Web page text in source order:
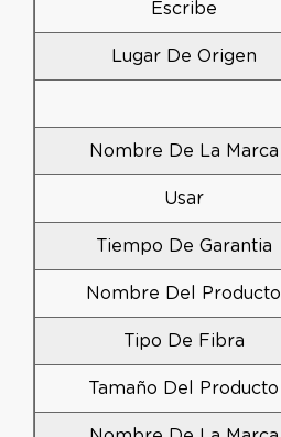
Escribe
Lugar De Origen
Nombre De La Marca
Usar
Tiempo De Garantia
Nombre Del Producto
Tipo De Fibra
Tamaño Del Producto